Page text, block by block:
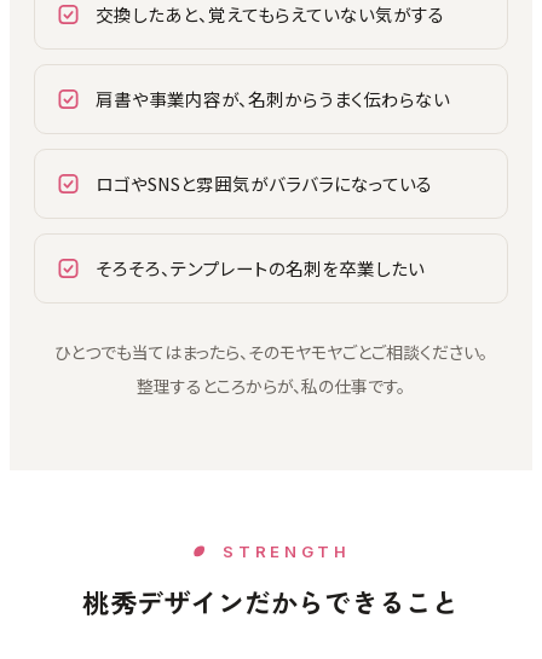
交換したあと、覚えてもらえていない気がする
肩書や事業内容が、名刺からうまく伝わらない
ロゴやSNSと雰囲気がバラバラになっている
そろそろ、テンプレートの名刺を卒業したい
ひとつでも当てはまったら、そのモヤモヤごとご相談ください。
整理するところからが、私の仕事です。
STRENGTH
桃秀デザインだからできること